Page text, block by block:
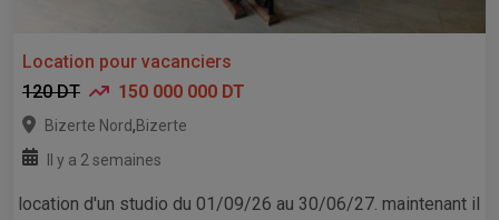
Location pour vacanciers
120 DT
150 000 000 DT
Bizerte Nord,Bizerte
Il y a 2 semaines
location d'un studio du 01/09/26 au 30/06/27. maintenant il